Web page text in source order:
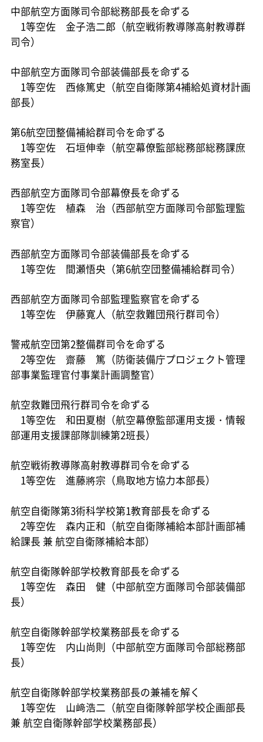
中部航空方面隊司令部総務部長を命ずる
1等空佐 金子浩二郎（航空戦術教導隊高射教導群
司令）
中部航空方面隊司令部装備部長を命ずる
1等空佐 西條篤史（航空自衛隊第4補給処資材計画
部長）
第6航空団整備補給群司令を命ずる
1等空佐 石垣伸幸（航空幕僚監部総務部総務課庶
務室長）
西部航空方面隊司令部幕僚長を命ずる
1等空佐 植森 治（西部航空方面隊司令部監理監
察官）
西部航空方面隊司令部装備部長を命ずる
1等空佐 間瀬悟央（第6航空団整備補給群司令）
西部航空方面隊司令部監理監察官を命ずる
1等空佐 伊藤寛人（航空救難団飛行群司令）
警戒航空団第2整備群司令を命ずる
2等空佐 齋藤 篤（防衛装備庁プロジェクト管理
部事業監理官付事業計画調整官）
航空救難団飛行群司令を命ずる
1等空佐 和田夏樹（航空幕僚監部運用支援・情報
部運用支援課部隊訓練第2班長）
航空戦術教導隊高射教導群司令を命ずる
1等空佐 進藤將宗（鳥取地方協力本部長）
航空自衛隊第3術科学校第1教育部長を命ずる
2等空佐 森内正和（航空自衛隊補給本部計画部補
給課長 兼 航空自衛隊補給本部）
航空自衛隊幹部学校教育部長を命ずる
1等空佐 森田 健（中部航空方面隊司令部装備部
長）
航空自衛隊幹部学校業務部長を命ずる
1等空佐 内山尚則（中部航空方面隊司令部総務部
長）
航空自衛隊幹部学校業務部長の兼補を解く
1等空佐 山﨑浩二（航空自衛隊幹部学校企画部長
兼 航空自衛隊幹部学校業務部長）